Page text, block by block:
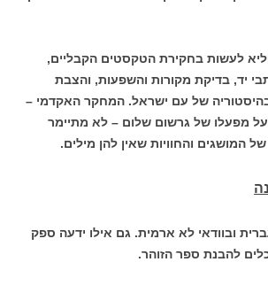
לעשות בחקירת הטקסטים הקבליים,
יד, בדיקת מקורות והשפעות, והצבת
של עם ישראל. המחקר האקדמי –
מפעלו של גרשום שלום – לא מתיימר
המושגים והחוויות שאין להן מילים.
ובוודאי לא ארמית. גם אילו ידעה ספק
להבנת ספר הזוהר.